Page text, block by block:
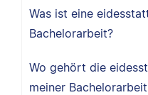
Was ist eine
Bachelorarbeit?
Wo gehört die
meiner